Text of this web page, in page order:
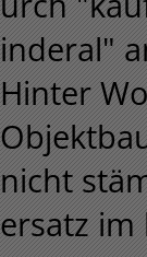
inderal"
Hinter
nicht
ersatz